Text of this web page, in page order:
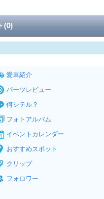
(0)
愛車紹介
パーツレビュー
何シテル？
フォトアルバム
イベントカレンダー
おすすめスポット
クリップ
フォロワー